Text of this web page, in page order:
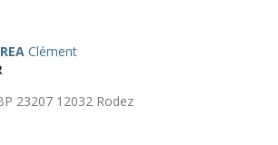
Clément
23207 12032 Rodez